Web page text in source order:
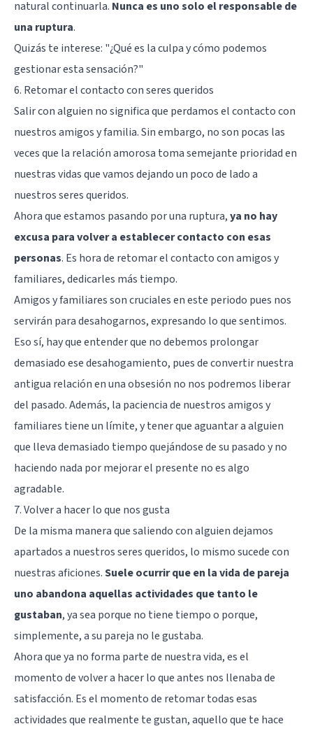
natural continuarla. Nunca es uno solo el responsable de
una ruptura.
Quizás te interese: "¿Qué es la culpa y cómo podemos
gestionar esta sensación?"
6. Retomar el contacto con seres queridos
Salir con alguien no significa que perdamos el contacto con
nuestros amigos y familia. Sin embargo, no son pocas las
veces que la relación amorosa toma semejante prioridad en
nuestras vidas que vamos dejando un poco de lado a
nuestros seres queridos.
Ahora que estamos pasando por una ruptura,ya no hay
excusa para volver a establecer contacto con esas
personas. Es hora de retomar el contacto con amigos y
familiares, dedicarles más tiempo.
Amigos y familiares son cruciales en este periodo pues nos
servirán para desahogarnos, expresando lo que sentimos.
Eso sí, hay que entender que no debemos prolongar
demasiado ese desahogamiento, pues de convertir nuestra
antigua relación en una obsesión no nos podremos liberar
del pasado. Además, la paciencia de nuestros amigos y
familiares tiene un límite, y tener que aguantar a alguien
que lleva demasiado tiempo quejándose de su pasado y no
haciendo nada por mejorar el presente no es algo
agradable.
7. Volver a hacer lo que nos gusta
De la misma manera que saliendo con alguien dejamos
apartados a nuestros seres queridos, lo mismo sucede con
nuestras aficiones.Suele ocurrir que en la vida de pareja
uno abandona aquellas actividades que tanto le
gustaban, ya sea porque no tiene tiempo o porque,
simplemente, a su pareja no le gustaba.
Ahora que ya no forma parte de nuestra vida, es el
momento de volver a hacer lo que antes nos llenaba de
satisfacción. Es el momento de retomar todas esas
actividades que realmente te gustan, aquello que te hace